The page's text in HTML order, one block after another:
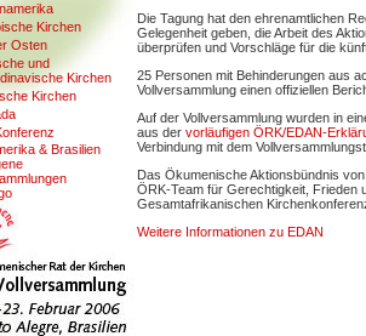
Kirchen
Osten
che und
Kirchen
Kirchen
z
& Brasilien
o
Die Tagung hat den ehrenamtlichen
Gelegenheit geben, die Arbeit des
überprüfen und Vorschläge für die
25 Personen mit Behinderungen aus
Vollversammlung einen offiziellen
Auf der Vollversammlung wurden in
aus der vorläufigen ÖRK/EDAN-
Verbindung mit dem
Das Ökumenische Aktionsbündnis
ÖRK-Team für Gerechtigkeit, Frieden
Gesamtafrikanischen
Weitere Informationen zu EDAN